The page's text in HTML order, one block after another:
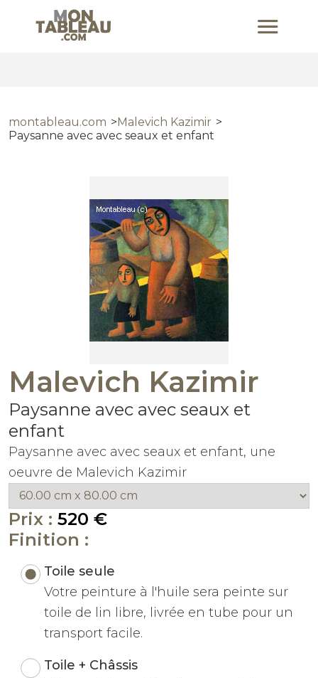
montableau.com
Malevich Kazimir
Paysanne avec avec seaux et enfant
Malevich Kazimir
Paysanne avec avec seaux et
enfant
Paysanne avec avec seaux et enfant, une
oeuvre de Malevich Kazimir
Prix : 520 €
Finition :
Toile seule
Votre peinture à l'huile sera peinte sur
toile de lin libre, livrée en tube pour un
transport facile.
Toile + Châssis